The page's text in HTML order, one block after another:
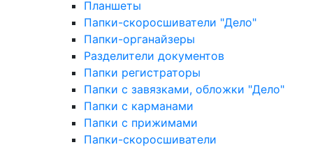
Планшеты
Папки-скоросшиватели "Дело"
Папки-органайзеры
Разделители документов
Папки регистраторы
Папки с завязками, обложки "Дело"
Папки с карманами
Папки с прижимами
Папки-скоросшиватели